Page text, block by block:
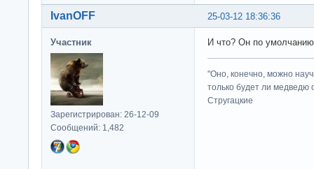
25-03-12 18:36:36
IvanOFF
Участник
Зарегистрирован: 26-12-09
Сообщений: 1,482
И что? Он по
"Оно, конечно, можно
только будет ли медведю
Стругацкие